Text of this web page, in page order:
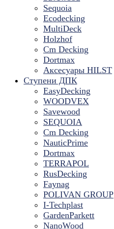
Sequoia
Ecodecking
MultiDeck
Holzhof
Cm Decking
Dortmax
Аксесуары HILST
Ступени ДПК
EasyDecking
WOODVEX
Savewood
SEQUOIA
Cm Decking
NauticPrime
Dortmax
TERRAPOL
RusDecking
Faynag
POLIVAN GROUP
I-Techplast
GardenParkett
NanoWood